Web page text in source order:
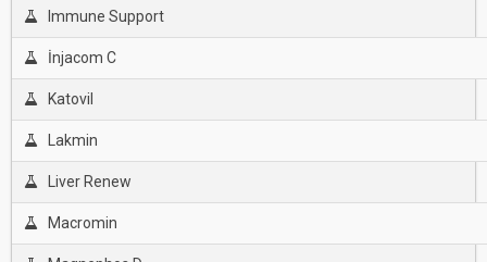
Immune Support
İnjacom C
Katovil
Lakmin
Liver Renew
Macromin